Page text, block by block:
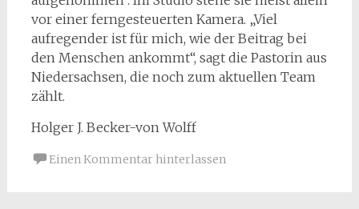
vor einer ferngesteuerten Kamera. „Viel
aufregender ist für mich, wie der Beitrag bei
den Menschen ankommt“, sagt die Pastorin aus
Niedersachsen, die noch zum aktuellen Team
zählt.
Holger J. Becker-von Wolff
Einen Kommentar hinterlassen